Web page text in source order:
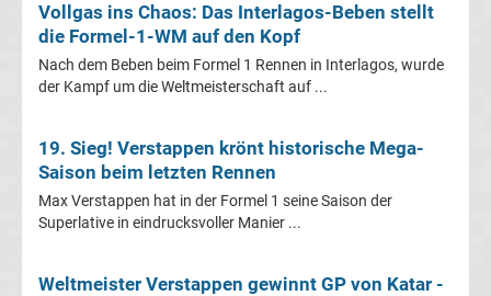
Liga
Tabelle
DFB-
Pokal
Vollgas ins Chaos: Das Interlagos-Beben stellt
die Formel-1-WM auf den Kopf
Nach dem Beben beim Formel 1 Rennen in Interlagos, wurde
der Kampf um die Weltmeisterschaft auf ...
19. Sieg! Verstappen krönt historische Mega-
Saison beim letzten Rennen
Max Verstappen hat in der Formel 1 seine Saison der
Superlative in eindrucksvoller Manier ...
Weltmeister Verstappen gewinnt GP von Katar -